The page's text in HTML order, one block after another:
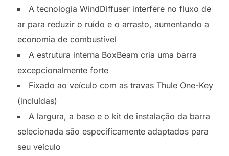
A tecnologia WindDiffuser interfere no fluxo de
ar para reduzir o ruído e o arrasto, aumentando a
economia de combustível
A estrutura interna BoxBeam cria uma barra
excepcionalmente forte
Fixado ao veículo com as travas Thule One-Key
(incluídas)
A largura, a base e o kit de instalação da barra
selecionada são especificamente adaptados para
seu veículo